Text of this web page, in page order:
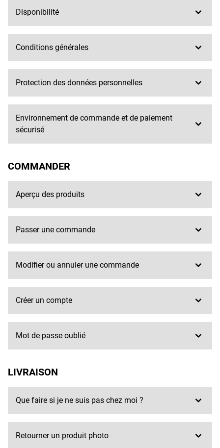
Disponibilité
Conditions générales
Protection des données personnelles
Environnement de commande et de paiement
sécurisé
COMMANDER
Aperçu des produits
Passer une commande
Modifier ou annuler une commande
Créer un compte
Mot de passe oublié
LIVRAISON
Que faire si je ne suis pas chez moi ?
Retourner un produit photo